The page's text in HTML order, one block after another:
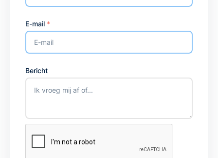
E-mail *
Bericht